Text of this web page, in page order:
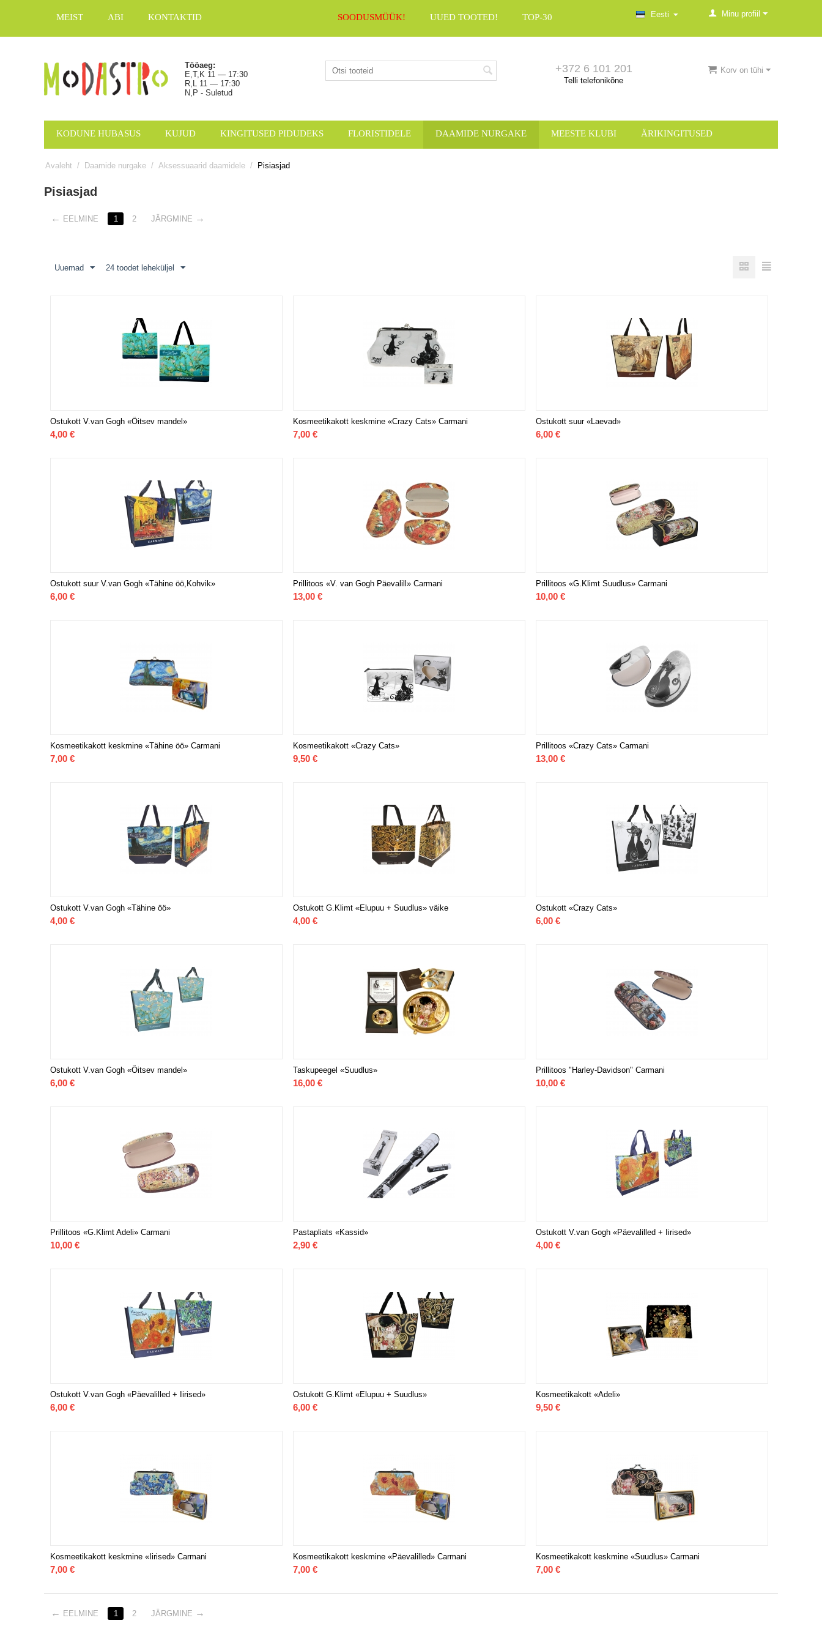
MEIST ABI KONTAKTID SOODUSMÜÜK! UUED TOOTED! TOP-30 Minu profiil
Eesti
Tööaeg:
E,T,K 11 — 17:30
R,L 11 — 17:30
N,P - Suletud
+372 6 101 201
Telli telefonikõne
Korv on tühi
KODUNE HUBASUS KUJUD KINGITUSED PIDUDEKS FLORISTIDELE DAAMIDE NURGAKE MEESTE KLUBI ÄRIKINGITUSED
Avaleht / Daamide nurgake / Aksessuaarid daamidele / Pisiasjad
Pisiasjad
EELMINE 1 2 JÄRGMINE
Uuemad 24 toodet leheküljel
Ostukott V.van Gogh «Õitsev mandel»
4,00 €
Kosmeetikakott keskmine «Crazy Cats» Carmani
7,00 €
Ostukott suur «Laevad»
6,00 €
Ostukott suur V.van Gogh «Tähine öö,Kohvik»
6,00 €
Prillitoos «V. van Gogh Päevalill» Carmani
13,00 €
Prillitoos «G.Klimt Suudlus» Carmani
10,00 €
Kosmeetikakott keskmine «Tähine öö» Carmani
7,00 €
Kosmeetikakott «Crazy Cats»
9,50 €
Prillitoos «Crazy Cats» Carmani
13,00 €
Ostukott V.van Gogh «Tähine öö»
4,00 €
Ostukott G.Klimt «Elupuu + Suudlus» väike
4,00 €
Ostukott «Crazy Cats»
6,00 €
Ostukott V.van Gogh «Õitsev mandel»
6,00 €
Taskupeegel «Suudlus»
16,00 €
Prillitoos "Harley-Davidson" Carmani
10,00 €
Prillitoos «G.Klimt Adeli» Carmani
10,00 €
Pastapliats «Kassid»
2,90 €
Ostukott V.van Gogh «Päevalilled + Iirised»
4,00 €
Ostukott V.van Gogh «Päevalilled + Iirised»
6,00 €
Ostukott G.Klimt «Elupuu + Suudlus»
6,00 €
Kosmeetikakott «Adeli»
9,50 €
Kosmeetikakott keskmine «Iirised» Carmani
7,00 €
Kosmeetikakott keskmine «Päevalilled» Carmani
7,00 €
Kosmeetikakott keskmine «Suudlus» Carmani
7,00 €
EELMINE 1 2 JÄRGMINE